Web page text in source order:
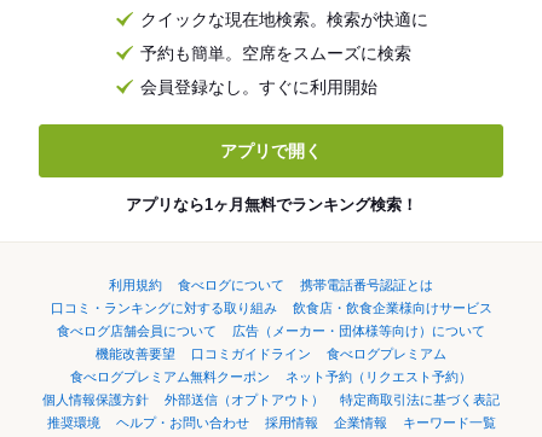
クイックな現在地検索。検索が快適に
予約も簡単。空席をスムーズに検索
会員登録なし。すぐに利用開始
アプリで開く
アプリなら1ヶ月無料でランキング検索！
利用規約 食べログについて
携帯電話番号認証とは
口コミ・ランキングに対する取り組み
飲食店・飲食企業様向けサービス
食べログ店舗会員について
広告（メーカー・団体様等向け）について
機能改善要望
口コミガイドライン
食べログプレミアム
食べログプレミアム無料クーポン
ネット予約（リクエスト予約）
個人情報保護方針
外部送信（オプトアウト）
特定商取引法に基づく表記
推奨環境
ヘルプ・お問い合わせ 採用情報 企業情報 キーワード一覧